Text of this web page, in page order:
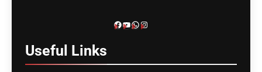
Facebook
YouTube
WhatsApp
Instagram
Useful Links